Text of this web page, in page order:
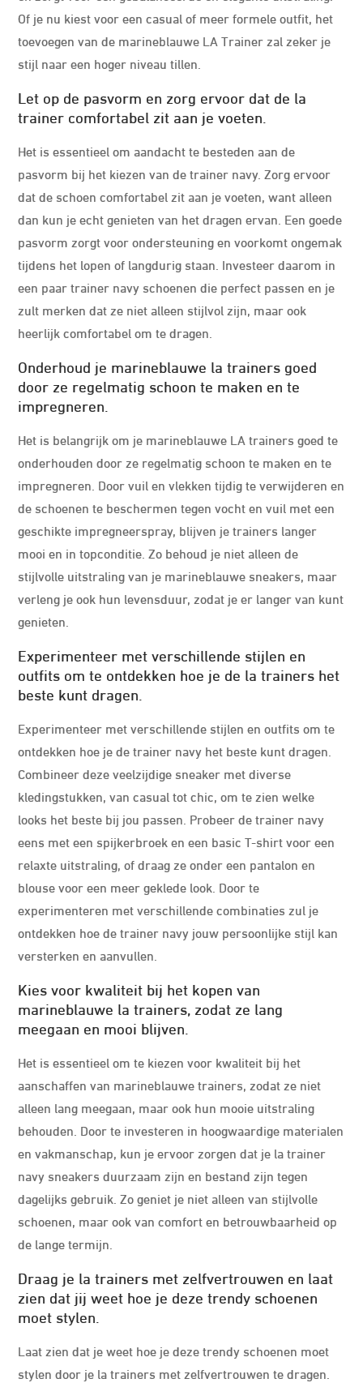
Of je nu kiest voor een casual of meer formele outfit, het
toevoegen van de marineblauwe LA Trainer zal zeker je
stijl naar een hoger niveau tillen.
Let op de pasvorm en zorg ervoor dat de la
trainer comfortabel zit aan je voeten.
Het is essentieel om aandacht te besteden aan de
pasvorm bij het kiezen van de trainer navy. Zorg ervoor
dat de schoen comfortabel zit aan je voeten, want alleen
dan kun je echt genieten van het dragen ervan. Een goede
pasvorm zorgt voor ondersteuning en voorkomt ongemak
tijdens het lopen of langdurig staan. Investeer daarom in
een paar trainer navy schoenen die perfect passen en je
zult merken dat ze niet alleen stijlvol zijn, maar ook
heerlijk comfortabel om te dragen.
Onderhoud je marineblauwe la trainers goed
door ze regelmatig schoon te maken en te
impregneren.
Het is belangrijk om je marineblauwe LA trainers goed te
onderhouden door ze regelmatig schoon te maken en te
impregneren. Door vuil en vlekken tijdig te verwijderen en
de schoenen te beschermen tegen vocht en vuil met een
geschikte impregneerspray, blijven je trainers langer
mooi en in topconditie. Zo behoud je niet alleen de
stijlvolle uitstraling van je marineblauwe sneakers, maar
verleng je ook hun levensduur, zodat je er langer van kunt
genieten.
Experimenteer met verschillende stijlen en
outfits om te ontdekken hoe je de la trainers het
beste kunt dragen.
Experimenteer met verschillende stijlen en outfits om te
ontdekken hoe je de trainer navy het beste kunt dragen.
Combineer deze veelzijdige sneaker met diverse
kledingstukken, van casual tot chic, om te zien welke
looks het beste bij jou passen. Probeer de trainer navy
eens met een spijkerbroek en een basic T-shirt voor een
relaxte uitstraling, of draag ze onder een pantalon en
blouse voor een meer geklede look. Door te
experimenteren met verschillende combinaties zul je
ontdekken hoe de trainer navy jouw persoonlijke stijl kan
versterken en aanvullen.
Kies voor kwaliteit bij het kopen van
marineblauwe la trainers, zodat ze lang
meegaan en mooi blijven.
Het is essentieel om te kiezen voor kwaliteit bij het
aanschaffen van marineblauwe trainers, zodat ze niet
alleen lang meegaan, maar ook hun mooie uitstraling
behouden. Door te investeren in hoogwaardige materialen
en vakmanschap, kun je ervoor zorgen dat je la trainer
navy sneakers duurzaam zijn en bestand zijn tegen
dagelijks gebruik. Zo geniet je niet alleen van stijlvolle
schoenen, maar ook van comfort en betrouwbaarheid op
de lange termijn.
Draag je la trainers met zelfvertrouwen en laat
zien dat jij weet hoe je deze trendy schoenen
moet stylen.
Laat zien dat je weet hoe je deze trendy schoenen moet
stylen door je la trainers met zelfvertrouwen te dragen.